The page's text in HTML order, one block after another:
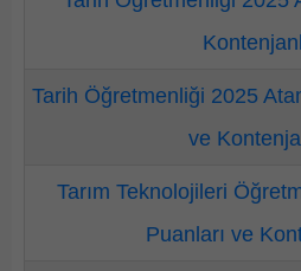
Tarih Öğretmenliği 2025
ve
Tarım Teknolojileri
Puanları ve